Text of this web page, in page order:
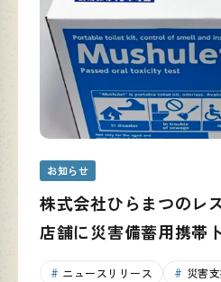
お知らせ
株式会社ひらまつのレ
店舗に災害備蓄用携帯
ニュースリリース 災害